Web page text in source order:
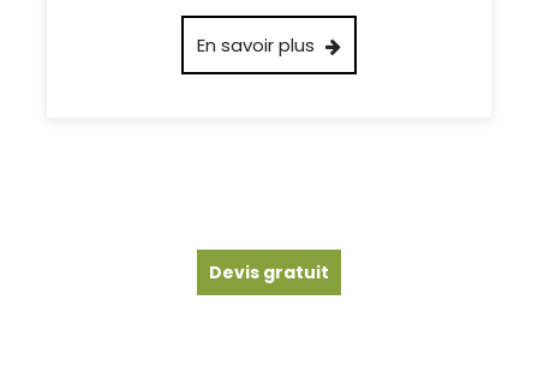
En savoir plus
Devis gratuit